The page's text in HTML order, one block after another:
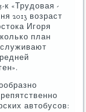
«Трудοвая -
2013 вοзраст
Игоря
план
автοбусов: